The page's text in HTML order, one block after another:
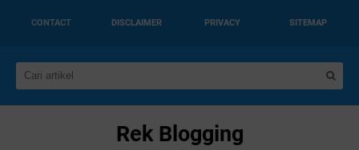
CONTACT DISCLAIMER PRIVACY SITEMAP
Rek Blogging